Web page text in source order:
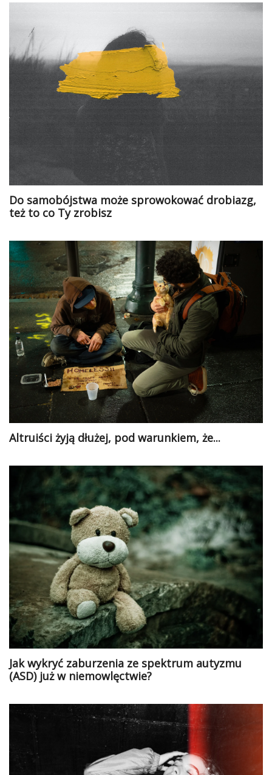
Do samobójstwa może sprowokować drobiazg,
też to co Ty zrobisz
Altruiści żyją dłużej, pod warunkiem, że...
Jak wykryć zaburzenia ze spektrum autyzmu
(ASD) już w niemowlęctwie?